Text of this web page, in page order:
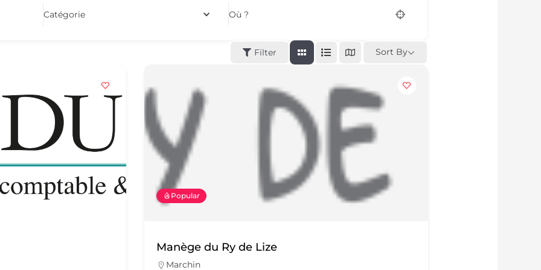
Catégorie Où ?
Filter Sort By
Popular
Manège du Ry de Lize
Marchin